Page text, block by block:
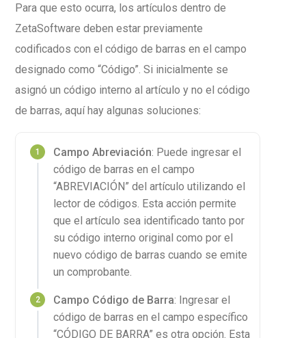
Para que esto ocurra, los artículos dentro de
ZetaSoftware deben estar previamente
codificados con el código de barras en el campo
designado como “Código”. Si inicialmente se
asignó un código interno al artículo y no el código
de barras, aquí hay algunas soluciones:
Campo Abreviación: Puede ingresar el
código de barras en el campo
“ABREVIACIÓN” del artículo utilizando el
lector de códigos. Esta acción permite
que el artículo sea identificado tanto por
su código interno original como por el
nuevo código de barras cuando se emite
un comprobante.
Campo Código de Barra: Ingresar el
código de barras en el campo específico
“CÓDIGO DE BARRA” es otra opción. Esta